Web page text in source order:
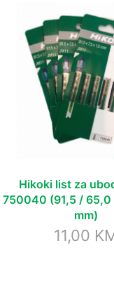
Hikoki list za
750040 (91,5 / 65,0
mm)
11,00